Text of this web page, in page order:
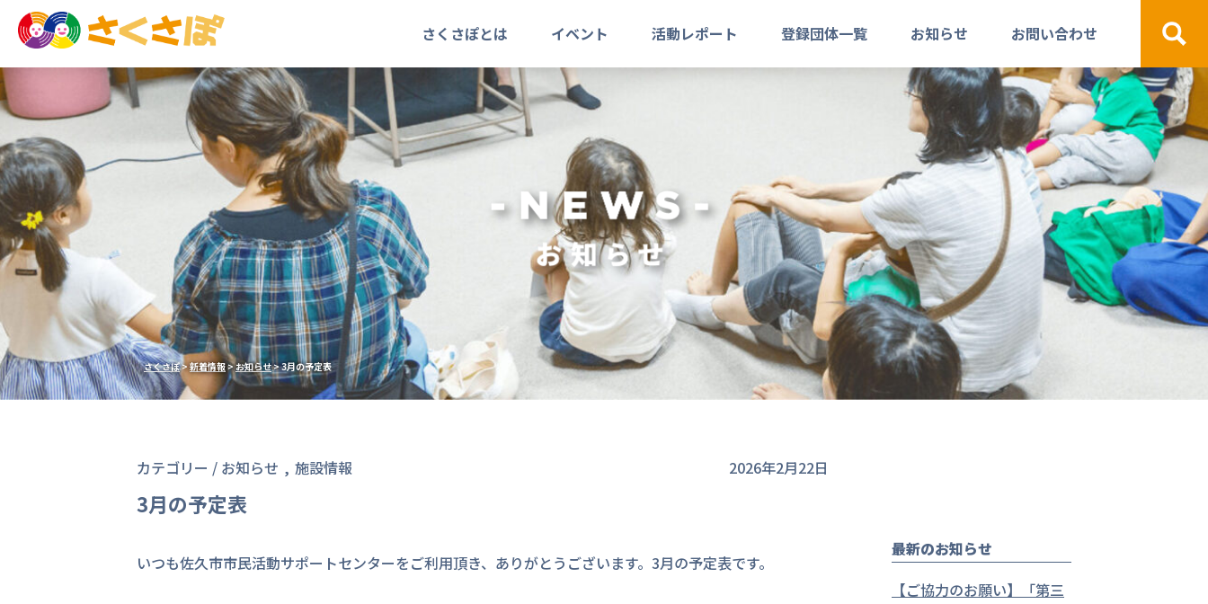
さくさぽとは イベント 活動レポート 登録団体一覧 お知らせ お問い合わせ
検索
さくさぽ>新着情報>お知らせ>3月の予定表
カテゴリー / お知らせ 施設情報 2026年2月22日
3月の予定表
いつも佐久市市民活動サポートセンターをご利用頂き、ありがとうございます。3月の予定表です。
最新のお知らせ
【ご協力のお願い】「第三